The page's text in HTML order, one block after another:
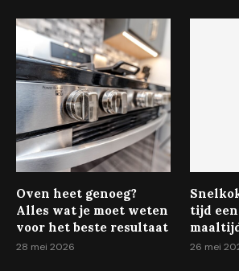
Oven heet genoeg?
Alles wat je moet weten
voor het beste resultaat
28 mei 2026
tijd
26 mei